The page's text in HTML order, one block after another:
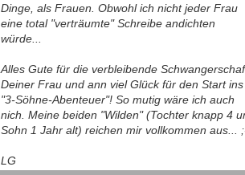
Dinge, als Frauen. Obwohl ich nicht jeder Frau
eine total "verträumte" Schreibe andichten
würde...
Alles Gute für die verbleibende
Deiner Frau und ann viel Glück für den Start ins
"3-Söhne-Abenteuer"! So mutig wäre ich auch
nich. Meine beiden "Wilden" (Tochter knapp 4
Sohn 1 Jahr alt) reichen mir vollkommen aus...
LG